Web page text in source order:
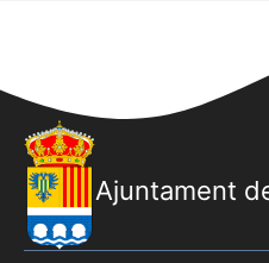
Ajuntament